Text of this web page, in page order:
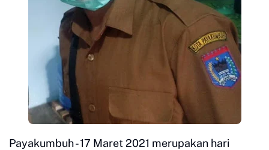
Payakumbuh - 17 Maret 2021 merupakan hari